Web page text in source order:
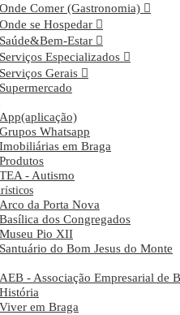
Onde Comer (Gastronomia)
Onde se Hospedar
Saúde&Bem-Estar
Serviços Especializados
Serviços Gerais
Supermercado
App(aplicação)
Grupos Whatsapp
Imobiliárias em Braga
Produtos
TEA - Autismo
Arco da Porta Nova
Basílica dos Congregados
Museu Pio XII
Santuário do Bom Jesus do Monte
AEB - Associação Empresarial de
História
Viver em Braga
cuida de Si! Conheça abaixo
satisfação de atendê-lo(a).
Prestados ::Depilação ::
:: Manicure :: Unhas de Gel ::
...
com profissionais brasileiras
os melhores serviços aos nossos